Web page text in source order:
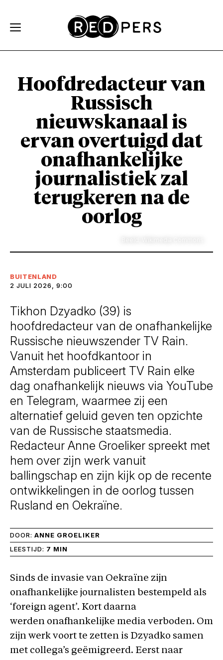
Hoofdredacteur van
Russisch
nieuwskanaal is
ervan overtuigd dat
onafhankelijke
journalistiek zal
terugkeren na de
oorlog
BUITENLAND
2 JULI 2026, 9:00
Tikhon Dzyadko (39) is
hoofdredacteur van de onafhankelijke
Russische nieuwszender TV Rain.
Vanuit het hoofdkantoor in
Amsterdam publiceert TV Rain elke
dag onafhankelijk nieuws via YouTube
en Telegram, waarmee zij een
alternatief geluid geven ten opzichte
van de Russische staatsmedia.
Redacteur Anne Groeliker spreekt met
hem over zijn werk vanuit
ballingschap en zijn kijk op de recente
ontwikkelingen in de oorlog tussen
Rusland en Oekraïne.
DOOR: ANNE GROELIKER
LEESTIJD: 7 MIN
Sinds de invasie van Oekraïne zijn
onafhankelijke journalisten bestempeld als
‘foreign agent’. Kort daarna
werden onafhankelijke media verboden. Om
zijn werk voort te zetten is Dzyadko samen
met collega’s geëmigreerd. Eerst naar